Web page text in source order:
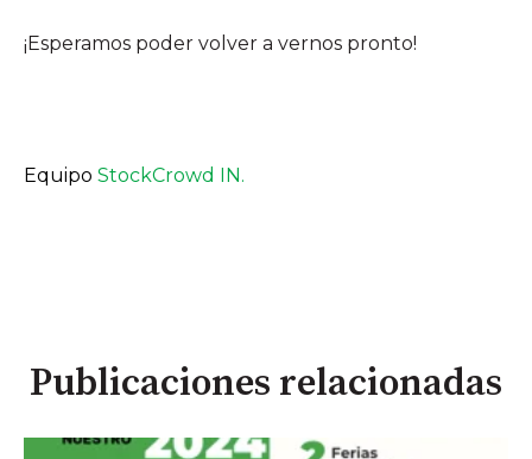
¡Esperamos poder volver a vernos pronto!
Equipo StockCrowd IN.
Publicaciones relacionadas